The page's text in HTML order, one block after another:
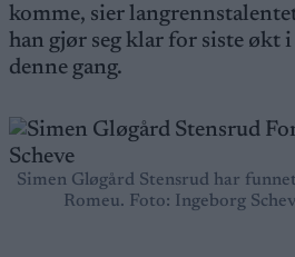
komme, sier
han gjør seg klar for siste økt
denne gang.
Simen Gløgård Stensrud har
Romeu. Foto: Ingeborg